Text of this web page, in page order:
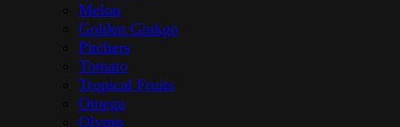
Melon
Golden Ginkgo
Pitchers
Tomato
Tropical Fruits
Omega
Olymp